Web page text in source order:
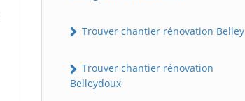
Trouver chantier rénovation Belley
Trouver chantier rénovation
Belleydoux